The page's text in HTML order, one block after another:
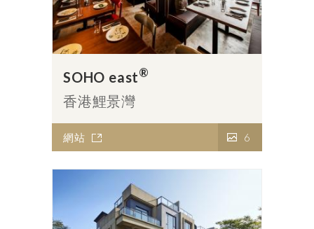
SOHO east®
香港鯉景灣
網站 6